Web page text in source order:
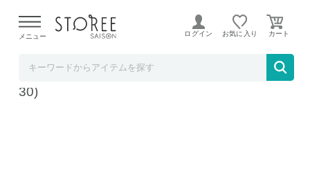
よる配送遅延が発生しております。
メニュー ログイン お気に入り
ユニフレーム インスタントスモーカー (6659
30)